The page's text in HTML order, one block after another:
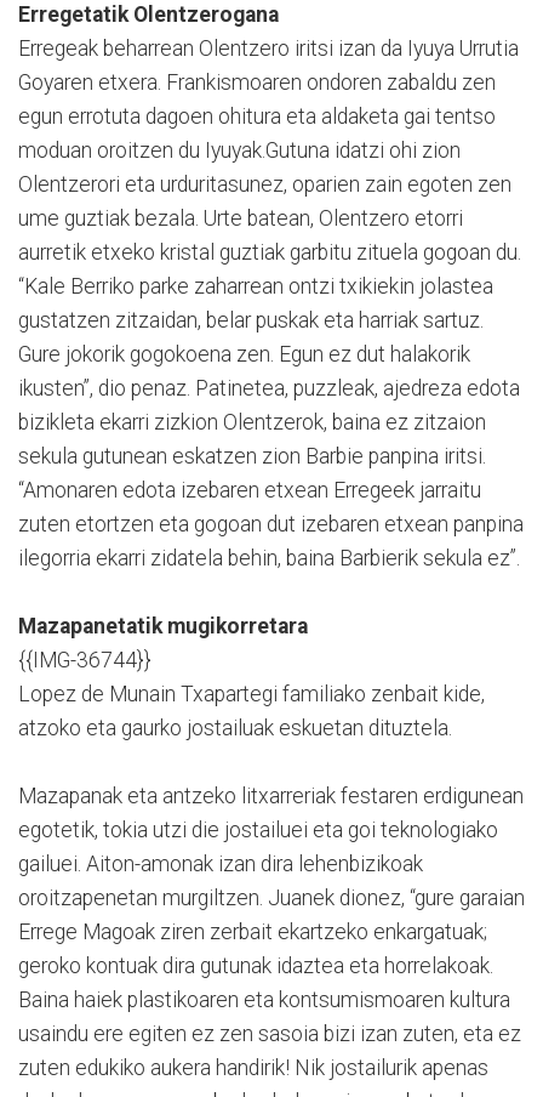
Erregetatik Olentzerogana
Erregeak beharrean Olentzero iritsi izan da Iyuya Urrutia
Goyaren etxera. Frankismoaren ondoren zabaldu zen
egun errotuta dagoen ohitura eta aldaketa gai tentso
moduan oroitzen du Iyuyak.Gutuna idatzi ohi zion
Olentzerori eta urduritasunez, oparien zain egoten zen
ume guztiak bezala. Urte batean, Olentzero etorri
aurretik etxeko kristal guztiak garbitu zituela gogoan du.
“Kale Berriko parke zaharrean ontzi txikiekin jolastea
gustatzen zitzaidan, belar puskak eta harriak sartuz.
Gure jokorik gogokoena zen. Egun ez dut halakorik
ikusten”, dio penaz. Patinetea, puzzleak, ajedreza edota
bizikleta ekarri zizkion Olentzerok, baina ez zitzaion
sekula gutunean eskatzen zion Barbie panpina iritsi.
“Amonaren edota izebaren etxean Erregeek jarraitu
zuten etortzen eta gogoan dut izebaren etxean panpina
ilegorria ekarri zidatela behin, baina Barbierik sekula ez”.
Mazapanetatik mugikorretara
{{IMG-36744}}
Lopez de Munain Txapartegi familiako zenbait kide,
atzoko eta gaurko jostailuak eskuetan dituztela.
Mazapanak eta antzeko litxarreriak festaren erdigunean
egotetik, tokia utzi die jostailuei eta goi teknologiako
gailuei. Aiton-amonak izan dira lehenbizikoak
oroitzapenetan murgiltzen. Juanek dionez, “gure garaian
Errege Magoak ziren zerbait ekartzeko enkargatuak;
geroko kontuak dira gutunak idaztea eta horrelakoak.
Baina haiek plastikoaren eta kontsumismoaren kultura
usaindu ere egiten ez zen sasoia bizi izan zuten, eta ez
zuten edukiko aukera handirik! Nik jostailurik apenas